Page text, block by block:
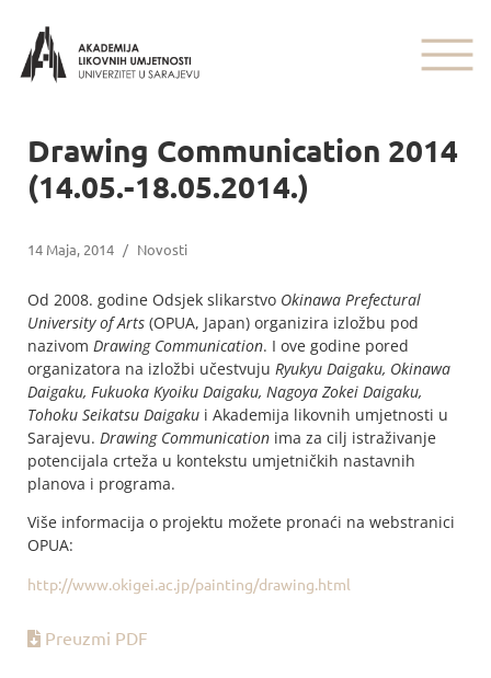
Drawing Communication 2014
(14.05.-18.05.2014.)
14 Maja, 2014 / Novosti
Od 2008. godine Odsjek slikarstvo Okinawa Prefectural
University of Arts (OPUA, Japan) organizira izložbu pod
nazivom Drawing Communication. I ove godine pored
organizatora na izložbi učestvuju Ryukyu Daigaku, Okinawa
Daigaku, Fukuoka Kyoiku Daigaku, Nagoya Zokei Daigaku,
Tohoku Seikatsu Daigaku i Akademija likovnih umjetnosti u
Sarajevu. Drawing Communication ima za cilj istraživanje
potencijala crteža u kontekstu umjetničkih nastavnih
planova i programa.
Više informacija o projektu možete pronaći na webstranici
OPUA:
http://www.okigei.ac.jp/painting/drawing.html
Preuzmi PDF